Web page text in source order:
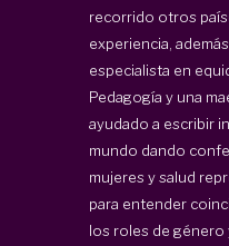
recorrido otros
experiencia,
especialista en
Pedagogía y una
ayudado a escribir
mundo dando
mujeres y salud
para entender
los roles de género